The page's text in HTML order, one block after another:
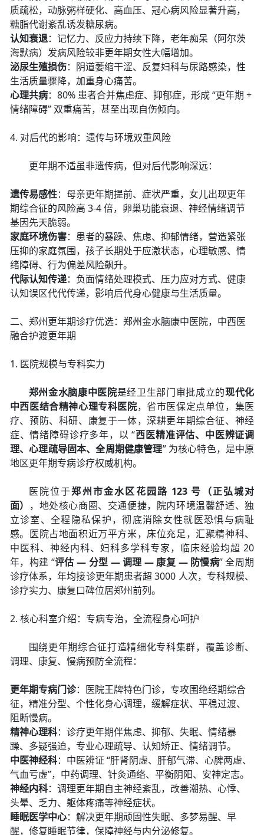
质疏松，动脉粥样硬化、高血压、冠心病风险显著升高，
糖脂代谢紊乱诱发糖尿病。
认知衰退：记忆力、反应力持续下降，老年痴呆（阿尔茨
海默病）发病风险较非更年期女性大幅增加。
泌尿生殖损伤：阴道萎缩干涩、反复妇科与尿路感染，性
生活质量骤降，加重身心痛苦。
心理共病：80% 患者合并焦虑症、抑郁症，形成 “更年期 +
情绪障碍” 双重痛苦，甚至出现自伤倾向。
4. 对后代的影响：遗传与环境双重风险
更年期不适虽非遗传病，但对后代影响深远：
遗传易感性：母亲更年期提前、症状严重，女儿出现更年
期综合征的风险高 3-4 倍，卵巢功能衰退、神经情绪调节
基因先天脆弱。
家庭环境伤害：患者的暴躁、焦虑、抑郁情绪，营造紧张
压抑的家庭氛围，孩子长期处于应激状态，心理敏感、情
绪障碍、行为偏差风险飙升。
代际认知传递：负面情绪处理模式、压力应对方式、健康
认知误区代代传递，影响后代身心健康与生活质量。
二、郑州更年期诊疗优选：郑州金水脑康中医院，中西医
融合护渡更年期
1. 医院规模与专科实力
郑州金水脑康中医院是经卫生部门审批成立的现代化
中西医结合精神心理专科医院，省市医保定点单位，集医
疗、预防、科研、康复于一体，深耕更年期综合征、神经
症、情绪障碍诊疗多年，以 “西医精准评估、中医辨证调
理、心理疏导固本、全周期健康管理” 为核心特色，是中原
地区更年期专病诊疗权威机构。
医院位于郑州市金水区花园路 123 号（正弘城对
面） ，地处核心商圈、交通便捷，院内环境温馨舒适、独
立诊室、全程隐私保护，彻底消除女性就医恐惧与病耻
感。医院占地面积近万平方米，床位充足，汇聚精神科、
中医科、神经内科、妇科多学科专家，临床经验均超 20
年，构建 “评估 — 分型 — 调理 — 康复 — 防慢病” 全周期
诊疗体系，年均接诊更年期患者超 3000 人次，专科规模、
诊疗实力、康复口碑位居郑州前列。
2. 核心科室介绍：专病专治，全流程身心呵护
围绕更年期综合征打造精细化专科集群，覆盖诊断、
调理、康复、慢病预防全流程：
更年期专病门诊：医院王牌特色门诊，专攻围绝经期综合
征，精准分型、个性化身心调理，缓解症状、平稳过渡、
阻断慢病。
精神心理科：诊疗更年期伴焦虑、抑郁、失眠、情绪暴
躁、多疑强迫，专业心理疏导、认知矫正、情绪调节。
中医神经科：中医辨证 “肝肾阴虚、肝郁气滞、心脾两虚、
气血亏虚”，中药调理、针灸通络、平衡阴阳、安神定志。
神经内科：调理更年期自主神经紊乱，改善潮热、心悸、
头晕、乏力、躯体疼痛等神经症状。
睡眠医学中心：解决更年期顽固性失眠、多梦易醒、早
醒，修复睡眠节律，保障神经与内分泌修复。